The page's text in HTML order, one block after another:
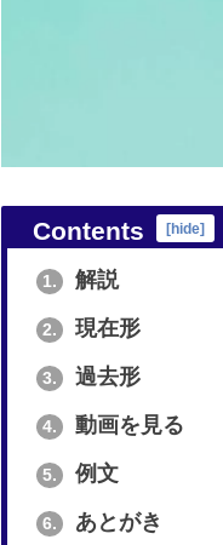
Contents [hide]
1. 解説
2. 現在形
3. 過去形
4. 動画を見る
5. 例文
6. あとがき